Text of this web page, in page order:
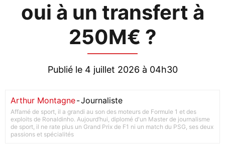
oui à un transfert à
250M€ ?
Publié le 4 juillet 2026 à 04h30
Arthur Montagne-Journaliste
Affamé de sport, il a grandi au son des moteurs de Formule 1 et des
exploits de Ronaldinho. Aujourd’hui, diplomé d'un Master de journalisme
de sport, il ne rate plus un Grand Prix de F1 ni un match du PSG, ses deux
passions et spécialités